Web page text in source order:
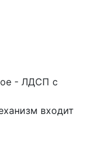
- ЛДСП с
входит